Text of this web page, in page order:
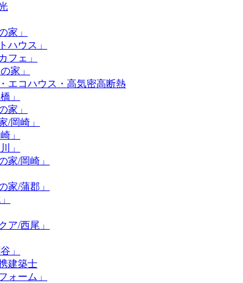
家」
ハウス」
フェ」
家」
エコハウス・高気密高断熱
」
家」
/岡崎」
」
」
家/岡崎」
家/蒲郡」
ア/西尾」
」
建築士
ォーム」